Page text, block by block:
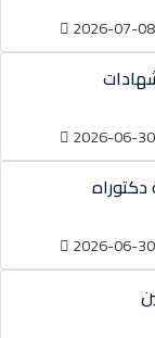
2026-07-08
2026-06-30
2026-06-30